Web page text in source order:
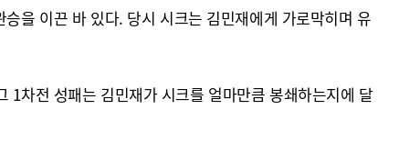
을 이끈 바 있다. 당시 시크는 김민재에게 가로막히며 유
1차전 성패는 김민재가 시크를 얼마만큼 봉쇄하는지에 달